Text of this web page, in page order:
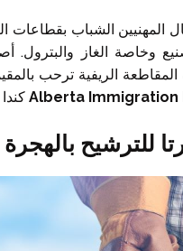
الشباب بقطاعات
وخاصة الغاز
الريفية ترحب
Alberta Immigration